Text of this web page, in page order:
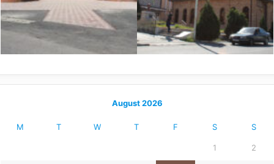
August 2026
M T W T F S S
1 2